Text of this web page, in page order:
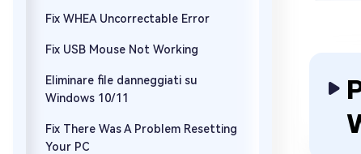
Fix WHEA Uncorrectable Error
Fix USB Mouse Not Working
Eliminare file danneggiati su
Windows 10/11
Fix There Was A Problem Resetting
Your PC